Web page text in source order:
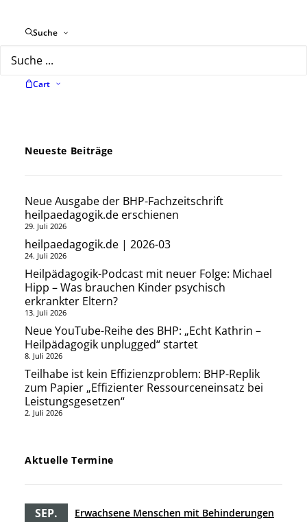
Suche
Cart
Arbeitshilfen und Positionspapiere
Neueste Beiträge
Neue Ausgabe der BHP-Fachzeitschrift
heilpaedagogik.de erschienen
29. Juli 2026
heilpaedagogik.de | 2026-03
24. Juli 2026
Heilpädagogik-Podcast mit neuer Folge: Michael
Hipp – Was brauchen Kinder psychisch
erkrankter Eltern?
13. Juli 2026
Neue YouTube-Reihe des BHP: „Echt Kathrin –
Heilpädagogik unplugged“ startet
8. Juli 2026
Teilhabe ist kein Effizienzproblem: BHP-Replik
zum Papier „Effizienter Ressourceneinsatz bei
Leistungsgesetzen“
2. Juli 2026
Aktuelle Termine
SEP. Erwachsene Menschen mit Behinderungen